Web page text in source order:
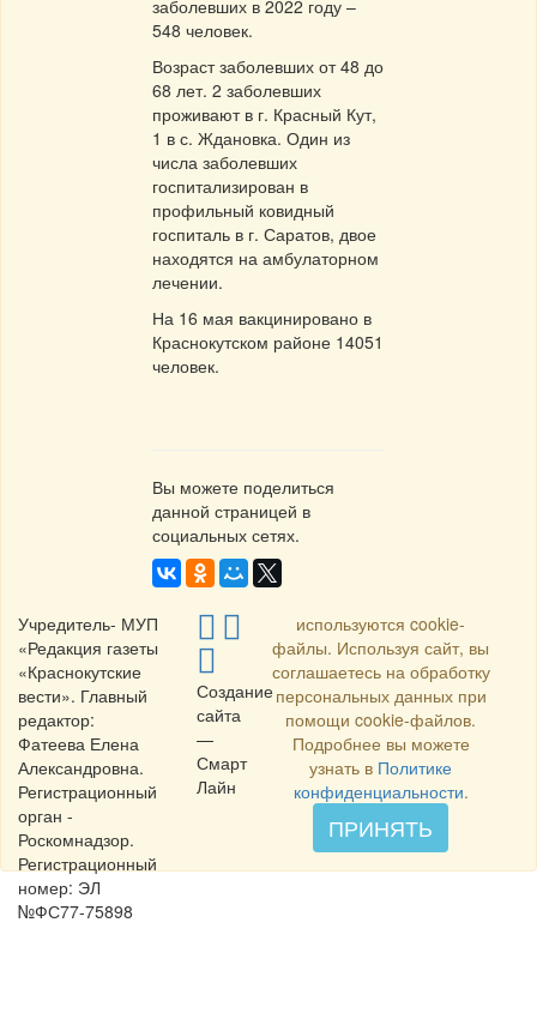
заболевших в 2022 году –
548 человек.
Возраст заболевших от 48 до
68 лет. 2 заболевших
проживают в г. Красный Кут,
1 в с. Ждановка. Один из
числа заболевших
госпитализирован в
профильный ковидный
госпиталь в г. Саратов, двое
находятся на амбулаторном
лечении.
На 16 мая вакцинировано в
Краснокутском районе 14051
человек.
Вы можете поделиться
данной страницей в
социальных сетях.
Учредитель- МУП
«Редакция газеты
«Краснокутские
вести». Главный
редактор:
Фатеева Елена
Александровна.
Регистрационный
орган -
Роскомнадзор.
Регистрационный
номер: ЭЛ
№ФС77-75898
Создание
сайта
—
Смарт
Лайн
используются cookie-
файлы. Используя сайт, вы
соглашаетесь на обработку
персональных данных при
помощи cookie-файлов.
Подробнее вы можете
узнать в Политике
конфиденциальности.
ПРИНЯТЬ